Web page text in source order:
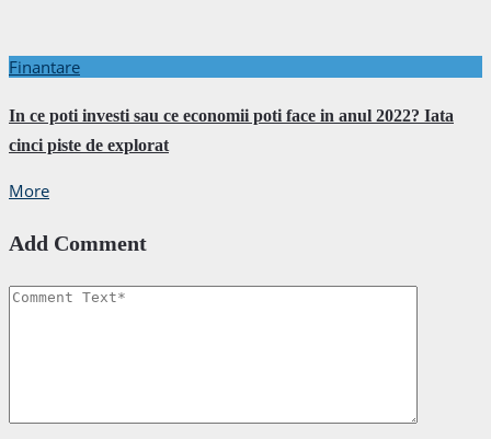
Finantare
In ce poti investi sau ce economii poti face in anul 2022? Iata
cinci piste de explorat
More
Add Comment